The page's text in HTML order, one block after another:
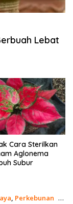
Lebat
Cara Sterilkan
Aglonema
Subur
, Perkebunan 22